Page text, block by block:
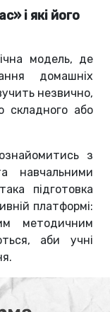
і які його
модель, де
домашніх
незвично,
складного або
з
навчальними
підготовка
платформі:
методичним
аби учні